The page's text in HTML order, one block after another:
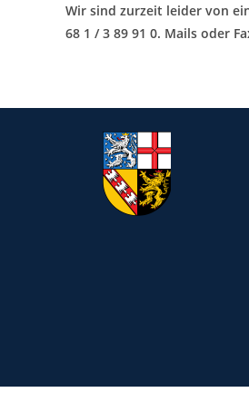
Wir sind zurzeit leider von
68 1 / 3 89 91 0. Mails oder